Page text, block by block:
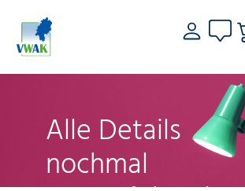
Alle Details
nochmal